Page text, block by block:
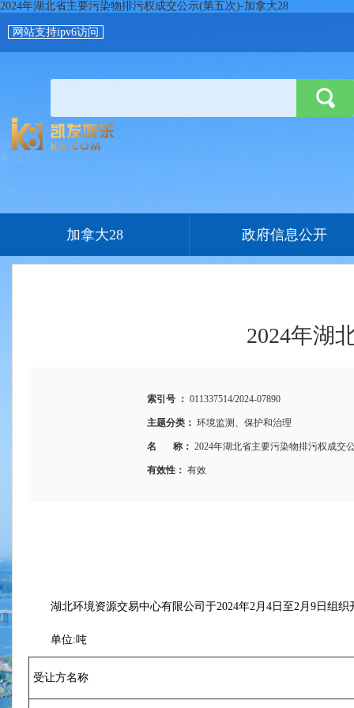
2024年湖北省主要污染物排污权成交公示(第五次)-加拿大28
网站支持ipv6访问
加拿大28 政府信息公开
2024年湖
索引号 ： 011337514/2024-07890
主题分类： 环境监测、保护和治理
名 称： 2024年湖北省主要污染物排污权成交
有效性： 有效
湖北环境资源交易中心有限公司于2024年2月4日至2月9日组
单位:吨
受让方名称